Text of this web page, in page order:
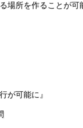
場所を作ることが
が可能に』